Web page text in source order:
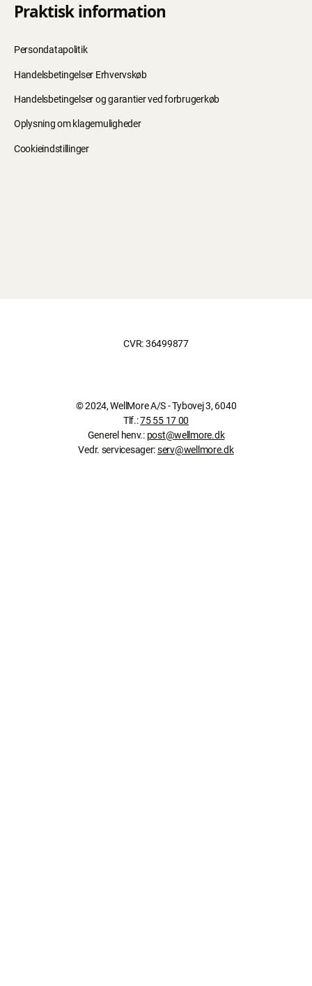
Praktisk information
Persondatapolitik
Handelsbetingelser Erhvervskøb
Handelsbetingelser og garantier ved forbrugerkøb
Oplysning om klagemuligheder
Cookieindstillinger
CVR: 36499877
© 2024, WellMore A/S - Tybovej 3, 6040
Tlf.:75 55 17 00
Generel henv.: post@wellmore.dk
Vedr. servicesager:serv@wellmore.dk